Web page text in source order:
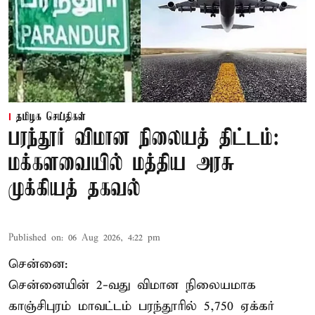
தமிழக செய்திகள்
பரந்தூர் விமான நிலையத் திட்டம்:
மக்களவையில் மத்திய அரசு
முக்கியத் தகவல்
Published on: 06 Aug 2026, 4:22 pm
சென்னை:
சென்னையின் 2-வது விமான நிலையமாக
காஞ்சிபுரம் மாவட்டம் பரந்தூரில் 5,750 ஏக்கர்